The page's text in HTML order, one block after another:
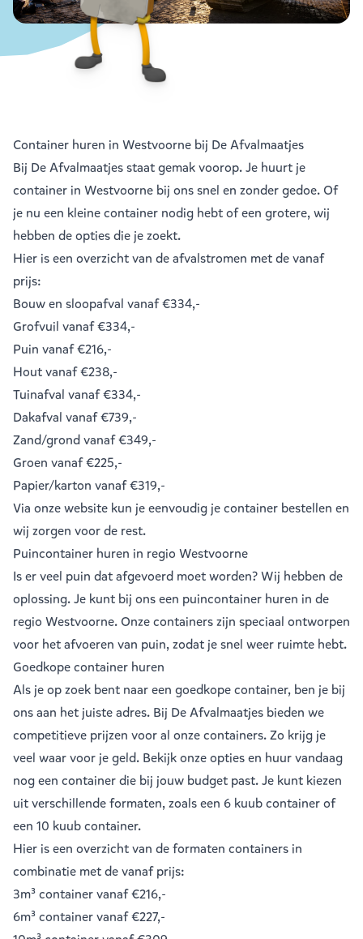
Container huren in Westvoorne bij De Afvalmaatjes
Bij De Afvalmaatjes staat gemak voorop. Je huurt je
container in Westvoorne bij ons snel en zonder gedoe. Of
je nu een kleine container nodig hebt of een grotere, wij
hebben de opties die je zoekt.
Hier is een overzicht van de afvalstromen met de vanaf
prijs:
Bouw en sloopafval vanaf €334,-
Grofvuil vanaf €334,-
Puin vanaf €216,-
Houtvanaf €238,-
Tuinafval vanaf €334,-
Dakafval vanaf €739,-
Zand/grondvanaf €349,-
Groen vanaf €225,-
Papier/karton vanaf €319,-
Via onze website kun je eenvoudig jecontainer bestellen en
wij zorgen voor de rest.
Puincontainer huren in regio Westvoorne
Is er veel puin dat afgevoerd moet worden? Wij hebben de
oplossing. Je kunt bij ons een puincontainer huren in de
regio Westvoorne. Onze containers zijn speciaal ontworpen
voor het afvoeren van puin, zodat je snel weer ruimte hebt.
Goedkope container huren
Als je op zoek bent naar een goedkope container, ben je bij
ons aan het juiste adres. Bij De Afvalmaatjes bieden we
competitieve prijzen voor al onze containers. Zo krijg je
veel waar voor je geld. Bekijk onze opties en huur vandaag
nog een container die bij jouw budget past. Je kunt kiezen
uit verschillende formaten, zoals een 6 kuub containerof
een 10 kuub container.
Hier is een overzicht van de formaten containers in
combinatie met de vanaf prijs:
3m³ containervanaf €216,-
6m³ containervanaf €227,-